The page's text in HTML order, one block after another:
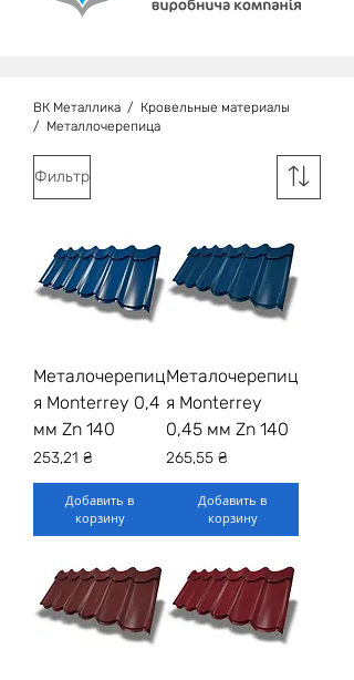
ВК Металлика / Кровельные материалы
/ Металлочерепица
Фильтр
Металочерепиц
я Monterrey 0,4
мм Zn 140
Цена
253,21 ₴
Добавить в
корзину
Металочерепиц
я Monterrey
0,45 мм Zn 140
Цена
265,55 ₴
Добавить в
корзину